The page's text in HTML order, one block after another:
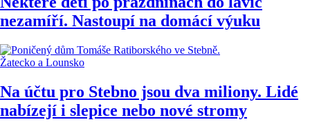
nezamíří. Nastoupí na domácí výuku
Žatecko a Lounsko
Na účtu pro Stebno jsou dva miliony. Lidé
nabízejí i slepice nebo nové stromy